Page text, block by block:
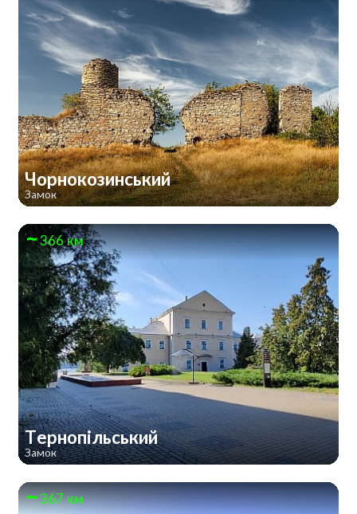
Чорнокозинський
Замок
366 км
Тернопільський
Замок
367 км